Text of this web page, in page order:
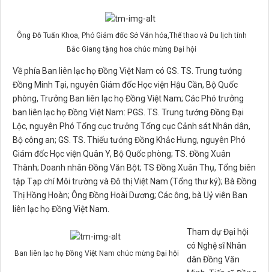
Ông Đỗ Tuấn Khoa, Phó Giám đốc Sở Văn hóa,Thể thao và Du lịch tỉnh
Bắc Giang tặng hoa chúc mừng Đại hội
Về phía Ban liên lạc họ Đồng Việt Nam có GS. TS. Trung tướng
Đồng Minh Tại, nguyên Giám đốc Học viện Hậu Cần, Bộ Quốc
phòng, Trưởng Ban liên lạc họ Đồng Việt Nam; Các Phó trưởng
ban liên lạc họ Đồng Việt Nam: PGS. TS. Trung tướng Đồng Đại
Lộc, nguyên Phó Tổng cục trưởng Tổng cục Cảnh sát Nhân dân,
Bộ công an; GS. TS. Thiếu tướng Đồng Khắc Hưng, nguyên Phó
Giám đốc Học viện Quân Y, Bộ Quốc phòng; TS. Đồng Xuân
Thành; Doanh nhân Đồng Văn Bột; TS Đồng Xuân Thụ, Tổng biên
tập Tạp chí Môi trường và Đô thị Việt Nam (Tổng thư ký); Bà Đồng
Thị Hồng Hoàn; Ông Đồng Hoài Dương; Các ông, bà Uỷ viên Ban
liên lạc họ Đồng Việt Nam.
Ban liên lạc họ Đồng Việt Nam chúc mừng Đại hội
Tham dự Đại hội
có Nghệ sĩ Nhân
dân Đồng Văn